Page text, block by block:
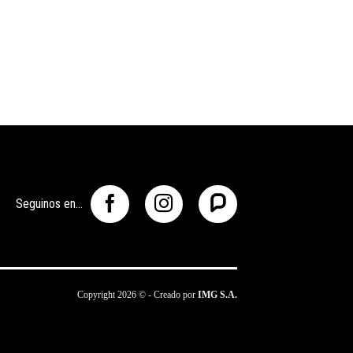
Seguinos en...
Copyright 2026 © - Creado por IMG S.A.